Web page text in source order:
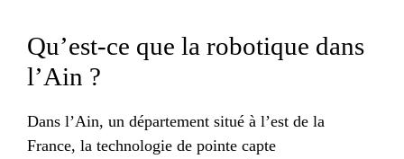
Qu’est-ce que la robotique dans
l’Ain ?
Dans l’Ain, un département situé à l’est de la
France, la technologie de pointe capte